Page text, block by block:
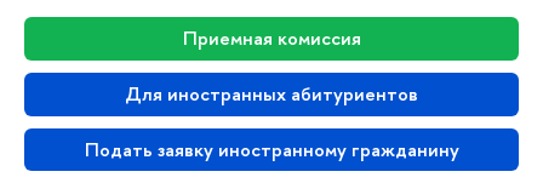
Приемная комиссия
Для иностранных абитуриентов
Подать заявку иностранному гражданину